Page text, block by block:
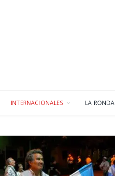
INTERNACIONALES LA RONDA